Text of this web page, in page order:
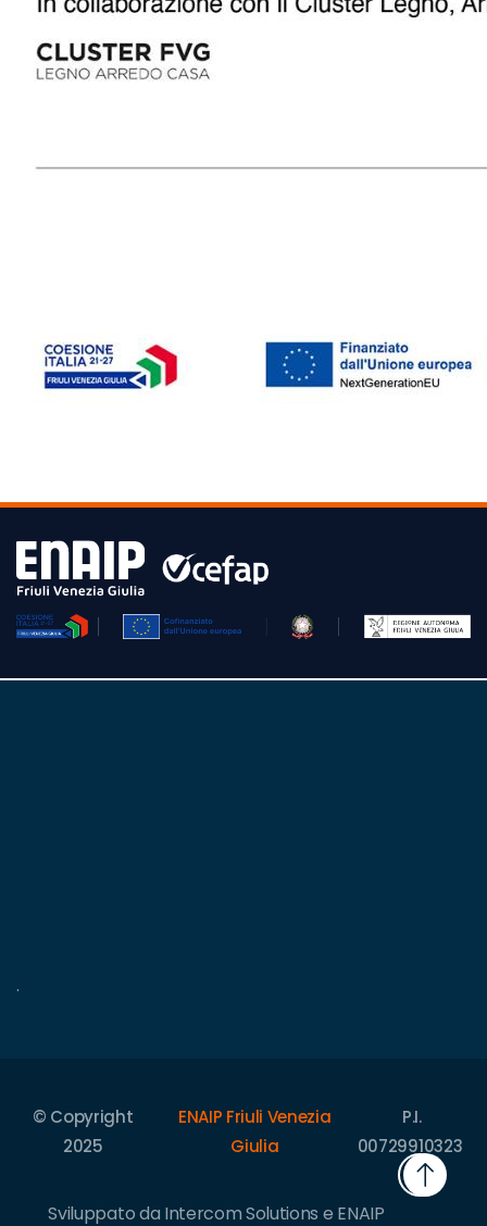
.
© Copyright
2025
ENAIP Friuli Venezia
Giulia
P.I.
00729910323
Sviluppato da Intercom Solutions e ENAIP